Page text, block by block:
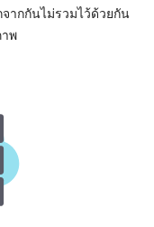
กจากกันไม่รวมไว้ด้วยกัน
าพ